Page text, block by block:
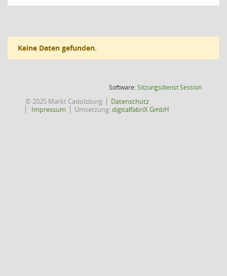
Keine Daten gefunden.
Software:SitzungsdienstSession(Wird in
© 2025 Markt Cadolzburg
Datenschutz
Impressum
Umsetzung:digitalfabriX GmbH